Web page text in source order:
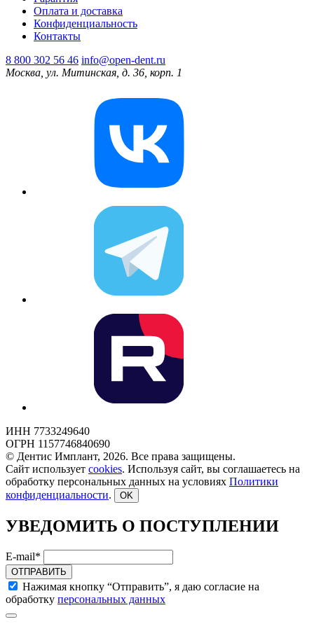
Оплата и доставка
Конфиденциальность
Контакты
8 800 302 56 46 info@open-dent.ru
Москва, ул. Митинская, д. 36, корп. 1
ИНН 7733249640
ОГРН 1157746840690
© Дентис Имплант, 2026. Все права защищены.
Сайт использует cookies. Используя сайт, вы соглашаетесь на
обработку персональных данных на условиях Политики
конфиденциальности. OK
УВЕДОМИТЬ О ПОСТУПЛЕНИИ
E-mail*
ОТПРАВИТЬ
Нажимая кнопку “Отправить”, я даю согласие на
обработку персональных данных